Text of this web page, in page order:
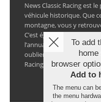
News Classic Racing est
véhicule historique. Que
montagne, vous y
C’est également le
l’annuaire des
oublier les petites
Racing Annonces.
To add
home
browser
Add to
The menu can
the menu